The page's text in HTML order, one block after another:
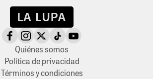
Quiénes somos
Política de privacidad
Términos y condiciones